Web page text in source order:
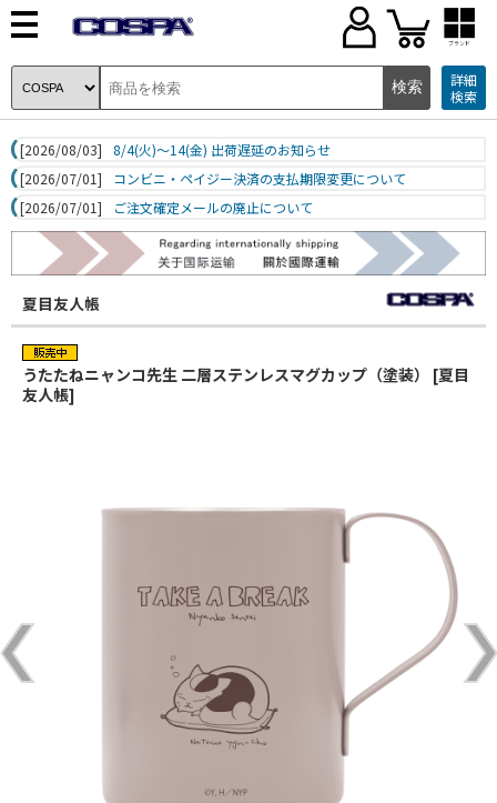
ブランド
詳細
検索
[2026/08/03]
8/4(火)～14(金) 出荷遅延のお知らせ
[2026/07/01]
コンビニ・ペイジー決済の支払期限変更について
[2026/07/01]
ご注文確定メールの廃止について
夏目友人帳
うたたねニャンコ先生 二層ステンレスマグカップ（塗装） [夏目
友人帳]